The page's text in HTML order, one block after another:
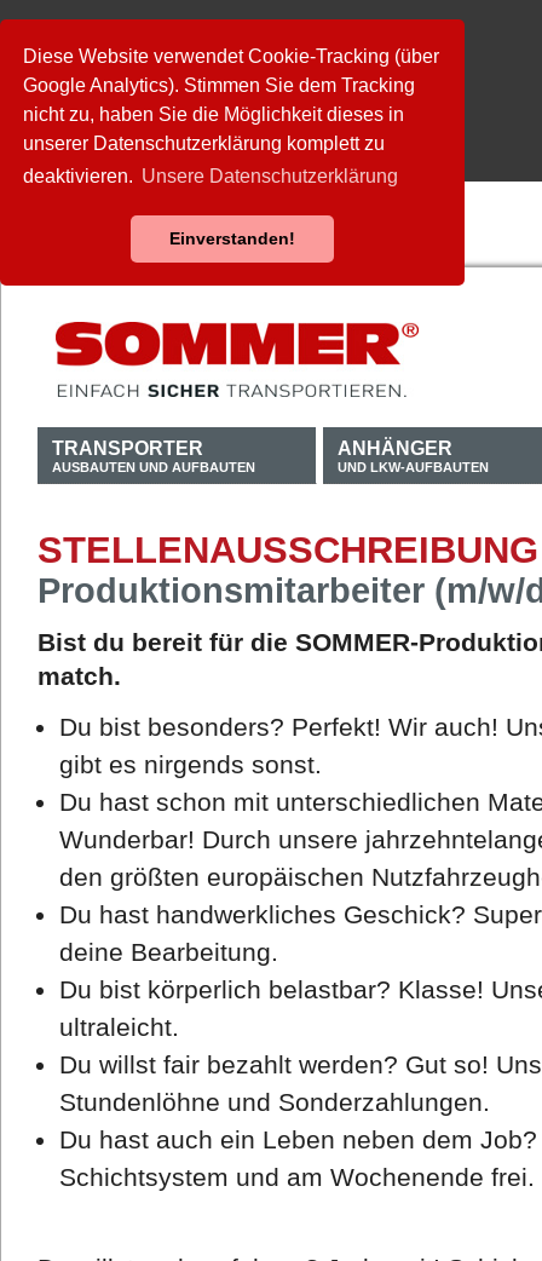
Diese Website verwendet Cookie-Tracking (über
Google Analytics). Stimmen Sie dem Tracking
nicht zu, haben Sie die Möglichkeit dieses in
unserer Datenschutzerklärung komplett zu
deaktivieren. Unsere Datenschutzerklärung
Einverstanden!
TRANSPORTER
AUSBAUTEN UND AUFBAUTEN
ANHÄNGER
UND LKW-AUFBAUTEN
STELLENAUSSCHREIBUNG
Produktionsmitarbeiter (m/w/
Bist du bereit für die SOMMER-
match.
Du bist besonders? Perfekt! Wir auch!
gibt es nirgends sonst.
Du hast schon mit unterschiedlichen
Wunderbar! Durch unsere
den größten europäischen
Du hast handwerkliches Geschick?
deine Bearbeitung.
Du bist körperlich belastbar? Klasse!
ultraleicht.
Du willst fair bezahlt werden? Gut so!
Stundenlöhne und Sonderzahlungen.
Du hast auch ein Leben neben dem
Schichtsystem und am Wochenende frei.